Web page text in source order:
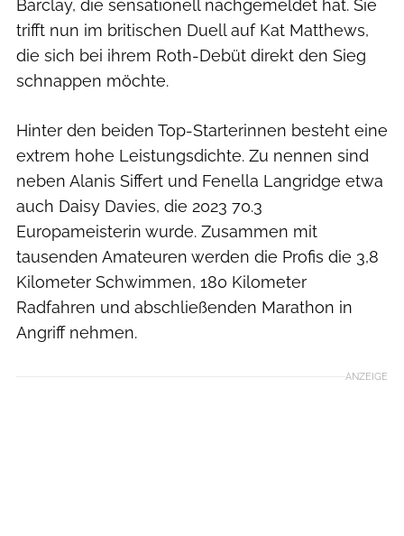
Barclay, die sensationell nachgemeldet hat. Sie
trifft nun im britischen Duell auf Kat Matthews,
die sich bei ihrem Roth-Debüt direkt den Sieg
schnappen möchte.
Hinter den beiden Top-Starterinnen besteht eine
extrem hohe Leistungsdichte. Zu nennen sind
neben Alanis Siffert und Fenella Langridge etwa
auch Daisy Davies, die 2023 70.3
Europameisterin wurde. Zusammen mit
tausenden Amateuren werden die Profis die 3,8
Kilometer Schwimmen, 180 Kilometer
Radfahren und abschließenden Marathon in
Angriff nehmen.
ANZEIGE